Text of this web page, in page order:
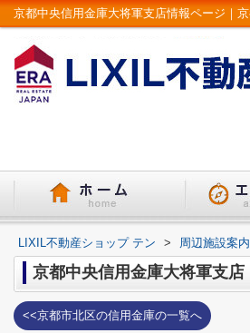
LIXIL不動産ショップ テン > 周辺施設案内
京都中央信用金庫大将軍支店
<<京都市北区の信用金庫の一覧へ